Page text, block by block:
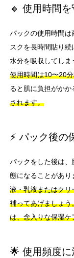
🔸 使用時間を
パックの使用時間
スクを長時間貼り
水分を吸収してしま
使用時間は10〜20
ると肌に負担がかか
されます。
⚡ パック後の
パックをした後は
態になることがあり
液・乳液またはク
補ってあげましょう
は、念入りな保湿ケ
🌟 使用頻度に